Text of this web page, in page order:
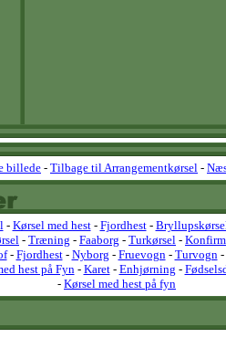
billede- Tilbage til Arrangementkørsel -
- Kørsel med hest- Fjordhest-
- Træning - Faaborg - Turkørsel -
- Fjordhest- Nyborg - Fruevogn- Turvogn-
hest på Fyn- Karet- Enhjørning -
- Kørsel med hest på fyn